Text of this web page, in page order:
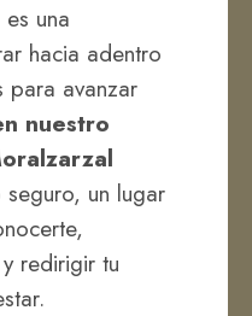
una
hacia adentro
para avanzar
nuestro
un lugar
redirigir tu